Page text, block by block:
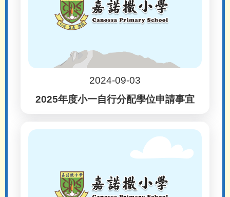
2024-09-03
2025年度小一自行分配學位申請事宜